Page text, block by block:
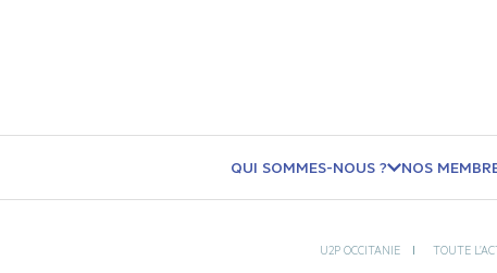
QUI SOMMES-NOUS ? NOS
U2P OCCITANIE TOUTE